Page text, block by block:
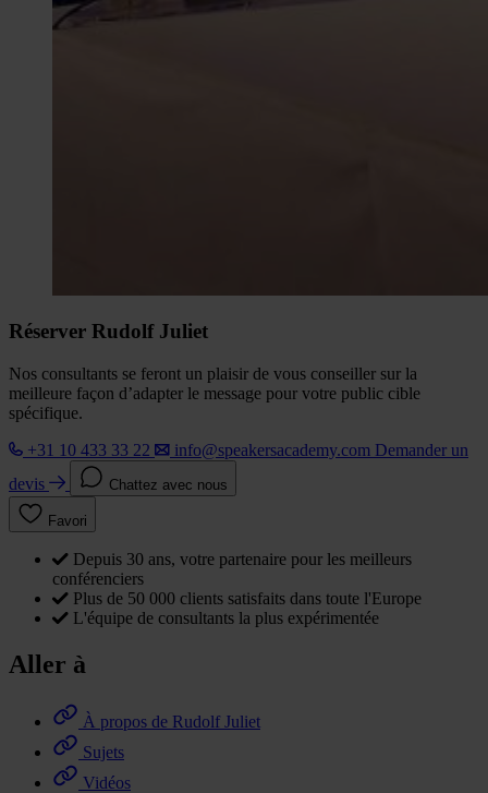
Réserver Rudolf Juliet
Nos consultants se feront un plaisir de vous conseiller sur la
meilleure façon d’adapter le message pour votre public cible
spécifique.
+31 10 433 33 22
info@speakersacademy.com Demander un
devis
Chattez avec nous
Favori
Depuis 30 ans, votre partenaire pour les meilleurs
conférenciers
Plus de 50 000 clients satisfaits dans toute l'Europe
L'équipe de consultants la plus expérimentée
Aller à
À propos de Rudolf Juliet
Sujets
Vidéos